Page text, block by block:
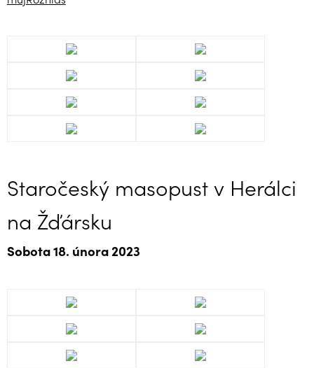
Staročeský masopust v Herálci
na Žďársku
Sobota 18. února 2023